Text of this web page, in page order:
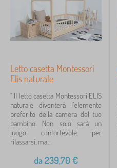
Letto casetta Montessori
Elis naturale
" Il letto casetta Montessori ELIS
naturale diventerà l’elemento
preferito della camera del tuo
bambino. Non solo sarà un
luogo confortevole per
rilassarsi, ma...
da239,70 €